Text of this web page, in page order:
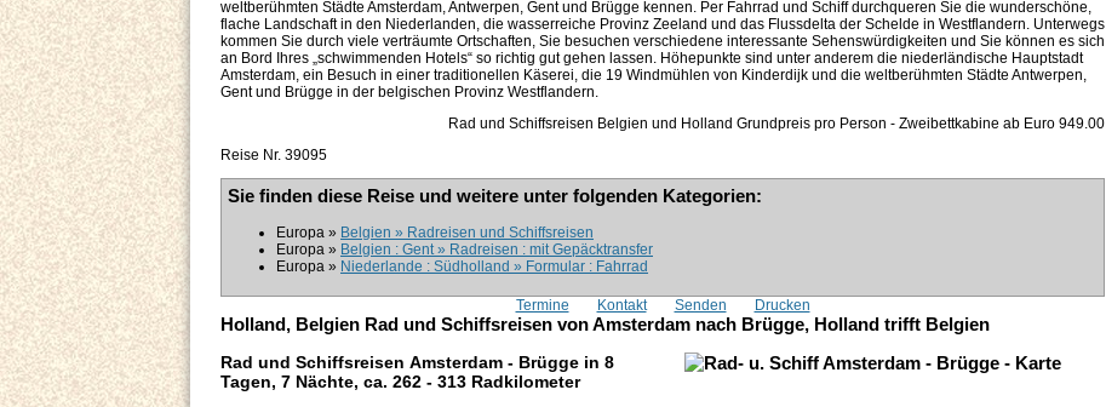
weltberühmten Städte Amsterdam, Antwerpen, Gent und Brügge kennen. Per Fahrrad und Schiff durchqueren Sie die wunderschöne,
flache Landschaft in den Niederlanden, die wasserreiche Provinz Zeeland und das Flussdelta der Schelde in Westflandern. Unterwegs
kommen Sie durch viele verträumte Ortschaften, Sie besuchen verschiedene interessante Sehenswürdigkeiten und Sie können es sich
an Bord Ihres „schwimmenden Hotels“ so richtig gut gehen lassen. Höhepunkte sind unter anderem die niederländische Hauptstadt
Amsterdam, ein Besuch in einer traditionellen Käserei, die 19 Windmühlen von Kinderdijk und die weltberühmten Städte Antwerpen,
Gent und Brügge in der belgischen Provinz Westflandern.
Rad und Schiffsreisen Belgien und Holland Grundpreis pro Person - Zweibettkabine ab Euro 949.00
Reise Nr. 39095
Sie finden diese Reise und weitere unter folgenden Kategorien:
Europa » Belgien » Radreisen und Schiffsreisen
Europa » Belgien : Gent » Radreisen : mit Gepäcktransfer
Europa » Niederlande : Südholland » Formular : Fahrrad
Termine Kontakt Senden Drucken
Holland, Belgien Rad und Schiffsreisen von Amsterdam nach Brügge, Holland trifft Belgien
Rad und Schiffsreisen Amsterdam - Brügge in 8
Tagen, 7 Nächte, ca. 262 - 313 Radkilometer